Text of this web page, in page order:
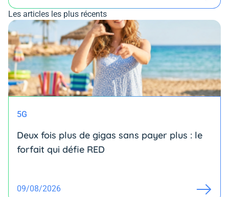
Les articles les plus récents
5G
Deux fois plus de gigas sans payer plus : le
forfait qui défie RED
09/08/2026